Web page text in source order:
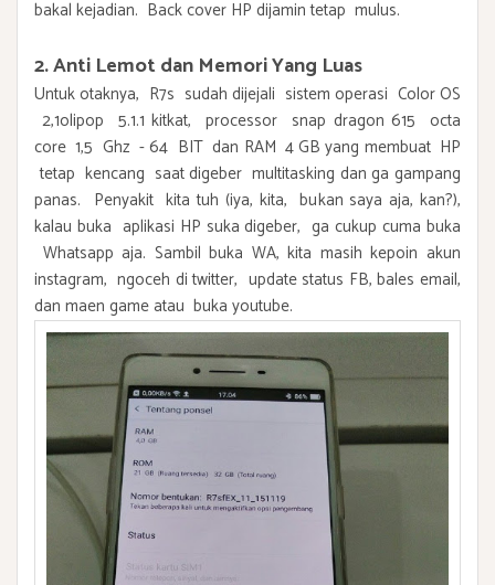
bakal kejadian. Back cover HP dijamin tetap mulus.
2. Anti Lemot dan Memori Yang Luas
Untuk otaknya, R7s sudah dijejali sistem operasi Color OS
2,1olipop 5.1.1 kitkat, processor snap dragon 615 octa
core 1,5 Ghz - 64 BIT dan RAM 4 GB yang membuat HP
tetap kencang saat digeber multitasking dan ga gampang
panas. Penyakit kita tuh (iya, kita, bukan saya aja, kan?),
kalau buka aplikasi HP suka digeber, ga cukup cuma buka
Whatsapp aja. Sambil buka WA, kita masih kepoin akun
instagram, ngoceh di twitter, update status FB, bales email,
dan maen game atau buka youtube.